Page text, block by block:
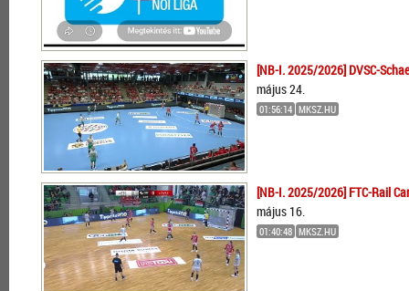
[NB-I. 2025/2026] DVSC-
május 24.
01:56:14 MKSZ.HU
[NB-I. 2025/2026] FTC-Rail
május 16.
01:40:48 MKSZ.HU